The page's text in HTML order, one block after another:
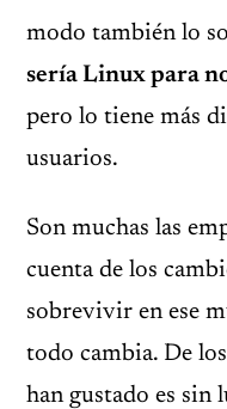
modo también lo
sería Linux para
pero lo tiene más
usuarios.
Son muchas las
cuenta de los
sobrevivir en ese
todo cambia. De
han gustado es sin